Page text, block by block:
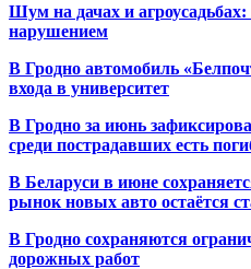
Шум на дачах и
нарушением
В Гродно автомобиль
входа в университет
В Гродно за июнь
среди пострадавших есть
В Беларуси в июне
рынок новых авто остаётся
В Гродно сохраняются
дорожных работ